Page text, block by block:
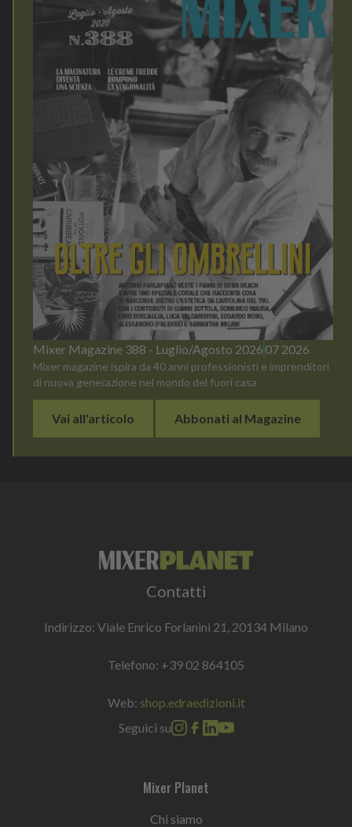
Mixer Magazine 388 - Luglio/Agosto 2026 07 2026
Mixer magazine ispira da 40 anni professionisti e imprenditori
di nuova generazione nel mondo del fuori casa
Vai all'articolo Abbonati al Magazine
Contatti
Indirizzo: Viale Enrico Forlanini 21, 20134 Milano
Telefono: +39 02 864105
Web: shop.edraedizioni.it
Seguici su
Mixer Planet
Chi siamo